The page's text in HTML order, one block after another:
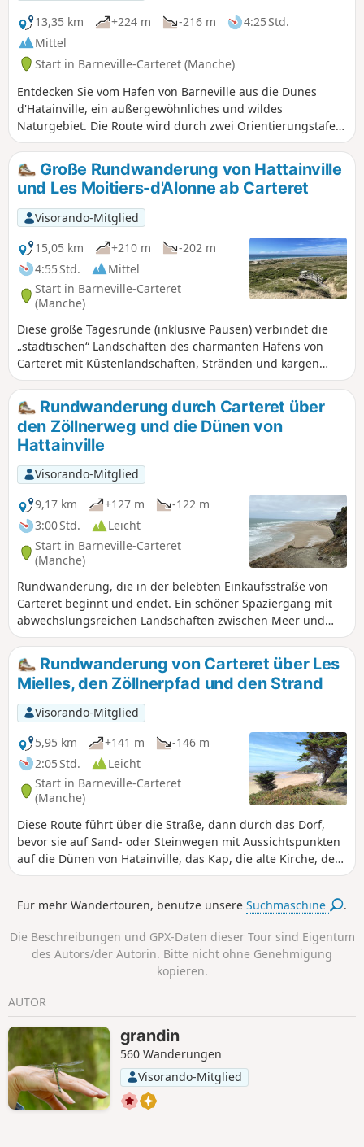
13,35 km
+224 m -216 m
4:25 Std.
Mittel
Start in Barneville-Carteret (Manche)
Entdecken Sie vom Hafen von Barneville aus die Dunes
d'Hatainville, ein außergewöhnliches und wildes
Naturgebiet. Die Route wird durch zwei Orientierungstafeln
auf Anhöhen ergänzt, die einen schönen Blick auf die Küste
bieten. Aktualisierung 2025: Siehe unter Praktische
InformationenGPS oder Visorando-App dringend
empfohlen!
Große Rundwanderung von Hattainville
und Les Moitiers-d'Alonne ab Carteret
Visorando-Mitglied
15,05 km
+210 m
-202 m
4:55 Std.
Mittel
Start in Barneville-Carteret
(Manche)
Diese große Tagesrunde (inklusive Pausen) verbindet die
„städtischen“ Landschaften des charmanten Hafens von
Carteret mit Küstenlandschaften, Stränden und kargen
Heideflächen, die bis zum kleinen Dorf Hattainville und
weiter zum Dorf Les Moitiers-d'Alonne führen, wobei der
Weg größtenteils über Wanderwege verläuft.Abgesehen
von einigen Varianten ist dies ein Klassiker für Stammgäste
des Badeortes und der örtlichen Wandervereine!Die
Visorando-App wird in den Dünen empfohlen
Rundwanderung durch Carteret über
den Zöllnerweg und die Dünen von
Hattainville
Visorando-Mitglied
9,17 km
+127 m
-122 m
3:00 Std.
Leicht
Start in Barneville-Carteret
(Manche)
Rundwanderung, die in der belebten Einkaufsstraße von
Carteret beginnt und endet. Ein schöner Spaziergang mit
abwechslungsreichen Landschaften zwischen Meer und
Land. atemberaubende Ausblicke auf Strände und Dünen.
Durchquerung der Dünen, Flora und Fauna zum
Bewundern. Mögliche Pause am Fuße der Ruinen der
Kirche Saint-Germain.
Rundwanderung von Carteret über Les
Mielles, den Zöllnerpfad und den Strand
Visorando-Mitglied
5,95 km
+141 m
-146 m
2:05 Std.
Leicht
Start in Barneville-Carteret
(Manche)
Diese Route führt über die Straße, dann durch das Dorf,
bevor sie auf Sand- oder Steinwegen mit Aussichtspunkten
auf die Dünen von Hatainville, das Kap, die alte Kirche, den
Leuchtturm, den Hafen usw. weiterführt.
Für mehr Wandertouren, benutze unsereSuchmaschine .
Die Beschreibungen und GPX-Daten dieser Tour sind Eigentum
des Autors/der Autorin. Bitte nicht ohne Genehmigung
kopieren.
AUTOR
grandin
560 Wanderungen
Visorando-Mitglied